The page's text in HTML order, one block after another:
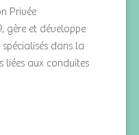
Privée
gère et développe
dans la
liées aux conduites